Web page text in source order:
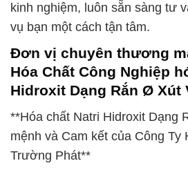
kinh nghiệm, luôn sẵn sàng tư
vụ bạn một cách tận tâm.
Đơn vị chuyên thương
Hóa Chất Công Nghiệp
Hidroxit Dạng Rắn Ø Xút
**Hóa chất Natri Hidroxit Dạng
mệnh và Cam kết của Công Ty
Trường Phát**